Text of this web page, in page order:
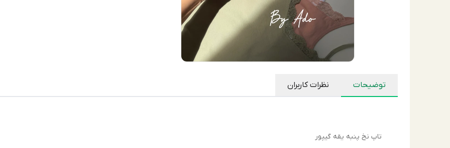
توضیحات نظرات کاربران
تاپ نخ پنبه يقه گيپور